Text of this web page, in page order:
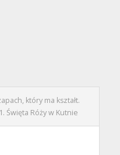
który ma kształt.
Święta Róży w Kutnie